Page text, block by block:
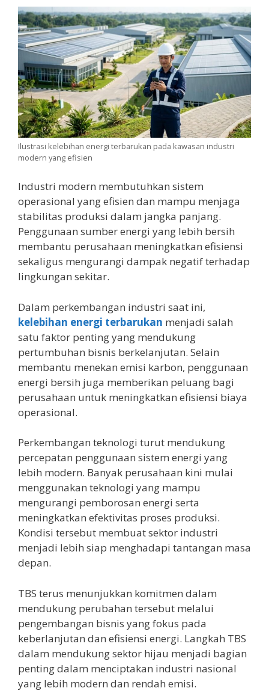
Ilustrasi kelebihan energi terbarukan pada kawasan industri
modern yang efisien
Industri modern membutuhkan sistem
operasional yang efisien dan mampu menjaga
stabilitas produksi dalam jangka panjang.
Penggunaan sumber energi yang lebih bersih
membantu perusahaan meningkatkan efisiensi
sekaligus mengurangi dampak negatif terhadap
lingkungan sekitar.
Dalam perkembangan industri saat ini,
kelebihan energi terbarukan menjadi salah
satu faktor penting yang mendukung
pertumbuhan bisnis berkelanjutan. Selain
membantu menekan emisi karbon, penggunaan
energi bersih juga memberikan peluang bagi
perusahaan untuk meningkatkan efisiensi biaya
operasional.
Perkembangan teknologi turut mendukung
percepatan penggunaan sistem energi yang
lebih modern. Banyak perusahaan kini mulai
menggunakan teknologi yang mampu
mengurangi pemborosan energi serta
meningkatkan efektivitas proses produksi.
Kondisi tersebut membuat sektor industri
menjadi lebih siap menghadapi tantangan masa
depan.
TBS terus menunjukkan komitmen dalam
mendukung perubahan tersebut melalui
pengembangan bisnis yang fokus pada
keberlanjutan dan efisiensi energi. Langkah TBS
dalam mendukung sektor hijau menjadi bagian
penting dalam menciptakan industri nasional
yang lebih modern dan rendah emisi.